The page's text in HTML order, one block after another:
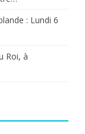
: Lundi 6
Roi, à